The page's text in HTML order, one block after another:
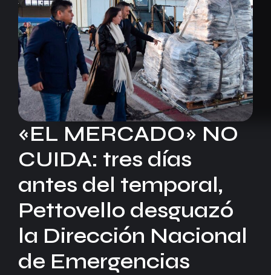
«EL MERCADO» NO
CUIDA: tres días
antes del temporal,
Pettovello desguazó
la Dirección Nacional
de Emergencias